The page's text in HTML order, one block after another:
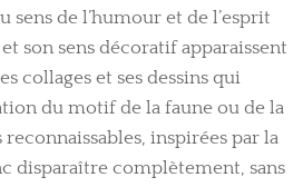
sens de l’humour et de l’esprit
son sens décoratif apparaissent
collages et ses dessins qui
du motif de la faune ou de la
inspirées par la
disparaître complètement, sans